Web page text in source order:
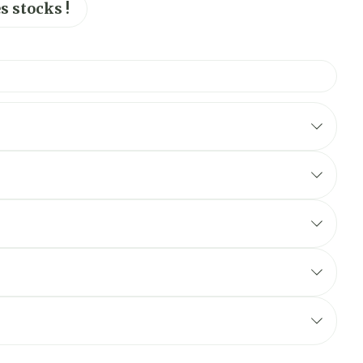
stocks !